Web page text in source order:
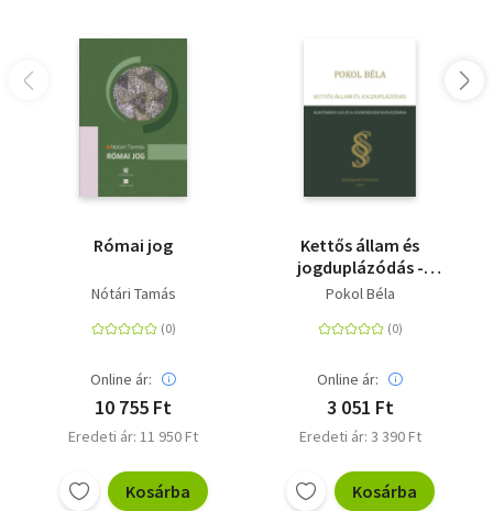
Római jog
Nótári Tamás
Online ár:
10 755 Ft
Eredeti ár: 11 950 Ft
Kosárba
Kettős állam és
jogduplázódás -
Alkotmányi jog és a
duplázódása
Pokol Béla
Online ár:
3 051 Ft
Eredeti ár: 3 390 Ft
Kosárba